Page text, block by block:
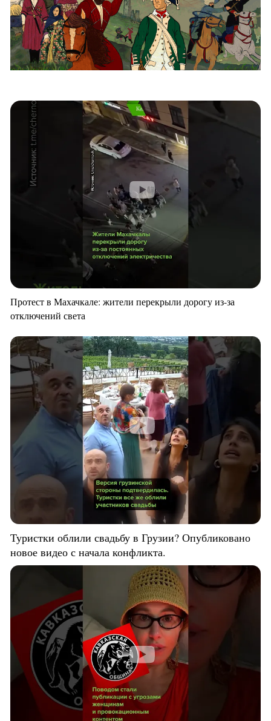
Протест в Махачкале: жители перекрыли дорогу из-за
отключений света
Туристки облили свадьбу в Грузии? Опубликовано
новое видео с начала конфликта.